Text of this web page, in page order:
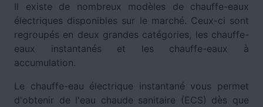
Il existe de nombreux modèles de chauffe-eaux
électriques disponibles sur le marché. Ceux-ci sont
regroupés en deux grandes catégories, les chauffe-
eaux instantanés et les chauffe-eaux à
accumulation.
Le chauffe-eau électrique instantané vous permet
d'obtenir de l'eau chaude sanitaire (ECS) dès que